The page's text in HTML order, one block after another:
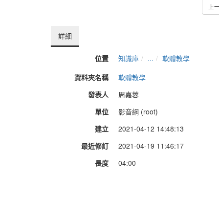
上
詳細
位置 知識庫 ...
軟體教學
資料夾名稱
軟體教學
發表人
周嘉蓉
單位
影音網 (root)
建立
2021-04-12 14:48:13
最近修訂
2021-04-19 11:46:17
長度
04:00